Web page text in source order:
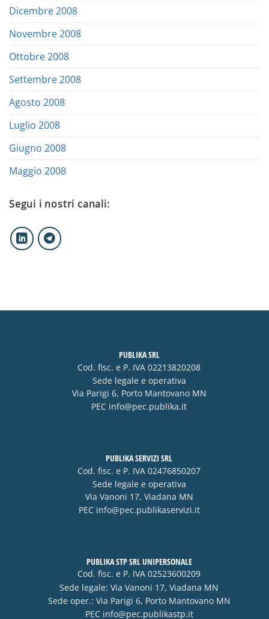
Dicembre 2008
Novembre 2008
Ottobre 2008
Settembre 2008
Agosto 2008
Luglio 2008
Giugno 2008
Maggio 2008
Segui i nostri canali:
PUBLIKA SRL
Cod. fisc. e P. IVA 02213820208
Sede legale e operativa
Via Parigi 6, Porto Mantovano MN
PEC info@pec.publika.it
PUBLIKA SERVIZI SRL
Cod. fisc. e P. IVA 02476850207
Sede legale e operativa
Via Vanoni 17, Viadana MN
PEC info@pec.publikaservizi.it
PUBLIKA STP SRL UNIPERSONALE
Cod. fisc. e P. IVA 02523600209
Sede legale: Via Vanoni 17, Viadana MN
Sede oper.: Via Parigi 6, Porto Mantovano MN
PEC info@pec.publikastp.it